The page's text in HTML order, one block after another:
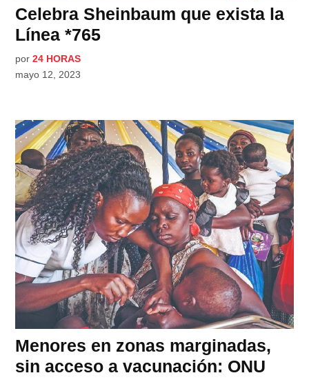
Celebra Sheinbaum que exista la
Línea *765
por 24 HORAS
mayo 12, 2023
Menores en zonas marginadas,
sin acceso a vacunación: ONU